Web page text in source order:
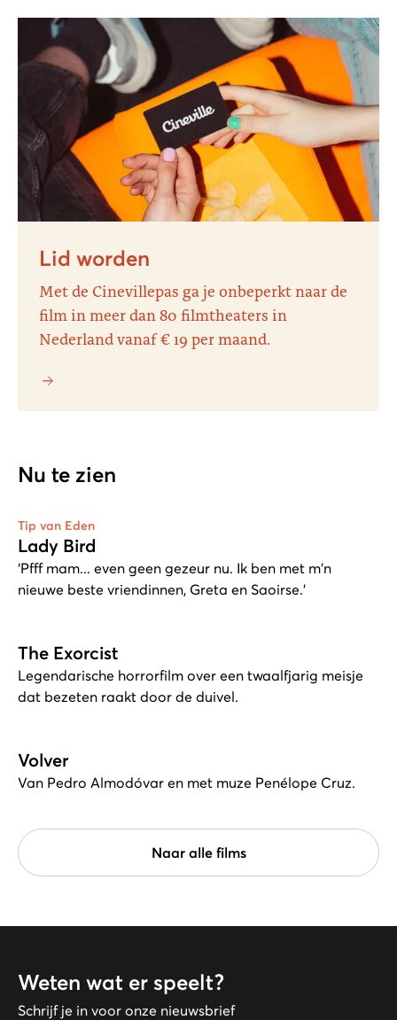
Lid worden
Met de Cinevillepas ga je onbeperkt naar de
film in meer dan 80 filmtheaters in
Nederland vanaf € 19 per maand.
Nu te zien
Tip van Eden
Lady Bird
‘Pfff mam... even geen gezeur nu. Ik ben met m'n
nieuwe beste vriendinnen, Greta en Saoirse.’
The Exorcist
Legendarische horrorfilm over een twaalfjarig meisje
dat bezeten raakt door de duivel.
Volver
Van Pedro Almodóvar en met muze Penélope Cruz.
Naar alle films
Weten wat er speelt?
Schrijf je in voor onze nieuwsbrief